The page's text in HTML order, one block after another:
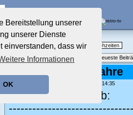
Bereitstellung unserer
unserer Dienste
einverstanden, dass wir
Informationen
OK
Nostalgieecke
TV-Erinnerungen an gute, alte Fernsehzeiten
Themenübersicht • Neues Thema Neueste
Serien der 60er Jahre
geschrieben von: , 08.11.23 14:35
chrissie777 schrieb: